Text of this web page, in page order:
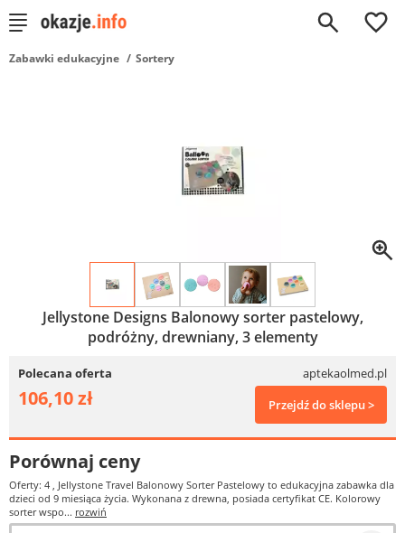
0
Zabawki edukacyjne Sortery
Jellystone Designs Balonowy sorter pastelowy,
podróżny, drewniany, 3 elementy
Polecana oferta aptekaolmed.pl
106,10 zł Przejdź do sklepu >
Porównaj ceny
Oferty: 4 , Jellystone Travel Balonowy Sorter Pastelowy to edukacyjna zabawka dla
dzieci od 9 miesiąca życia. Wykonana z drewna, posiada certyfikat CE. Kolorowy
sorter wspo... rozwiń